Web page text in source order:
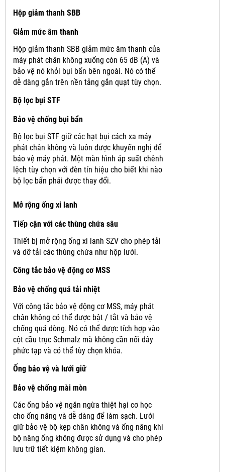
Hộp giảm thanh SBB
Giảm mức âm thanh
Hộp giảm thanh SBB giảm mức âm thanh của
máy phát chân không xuống còn 65 dB (A) và
bảo vệ nó khỏi bụi bẩn bên ngoài. Nó có thể
dễ dàng gắn trên nền tảng gắn quạt tùy chọn.
Bộ lọc bụi STF
Bảo vệ chống bụi bẩn
Bộ lọc bụi STF giữ các hạt bụi cách xa máy
phát chân không và luôn được khuyến nghị để
bảo vệ máy phát. Một màn hình áp suất chênh
lệch tùy chọn với đèn tín hiệu cho biết khi nào
bộ lọc bẩn phải được thay đổi.
Mở rộng ống xi lanh
Tiếp cận với các thùng chứa sâu
Thiết bị mở rộng ống xi lanh SZV cho phép tải
và dỡ tải các thùng chứa như hộp lưới.
Công tắc bảo vệ động cơ MSS
Bảo vệ chống quá tải nhiệt
Với công tắc bảo vệ động cơ MSS, máy phát
chân không có thể được bật / tắt và bảo vệ
chống quá dòng. Nó có thể được tích hợp vào
cột cầu trục Schmalz mà không cần nối dây
phức tạp và có thể tùy chọn khóa.
Ống bảo vệ và lưới giữ
Bảo vệ chống mài mòn
Các ống bảo vệ ngăn ngừa thiệt hại cơ học
cho ống nâng và dễ dàng để làm sạch. Lưới
giữ bảo vệ bộ kẹp chân không và ống nâng khi
bộ nâng ống không được sử dụng và cho phép
lưu trữ tiết kiệm không gian.